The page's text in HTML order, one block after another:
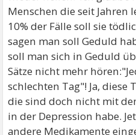
Menschen die seit Jahren
10% der Fälle soll sie
sagen man soll Geduld
soll man sich in Geduld
Sätze nicht mehr
schlechten Tag"! Ja, diese
die sind doch nicht mit
in der Depression habe.
andere Medikamente